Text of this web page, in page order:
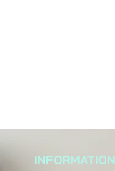
INFORMATION